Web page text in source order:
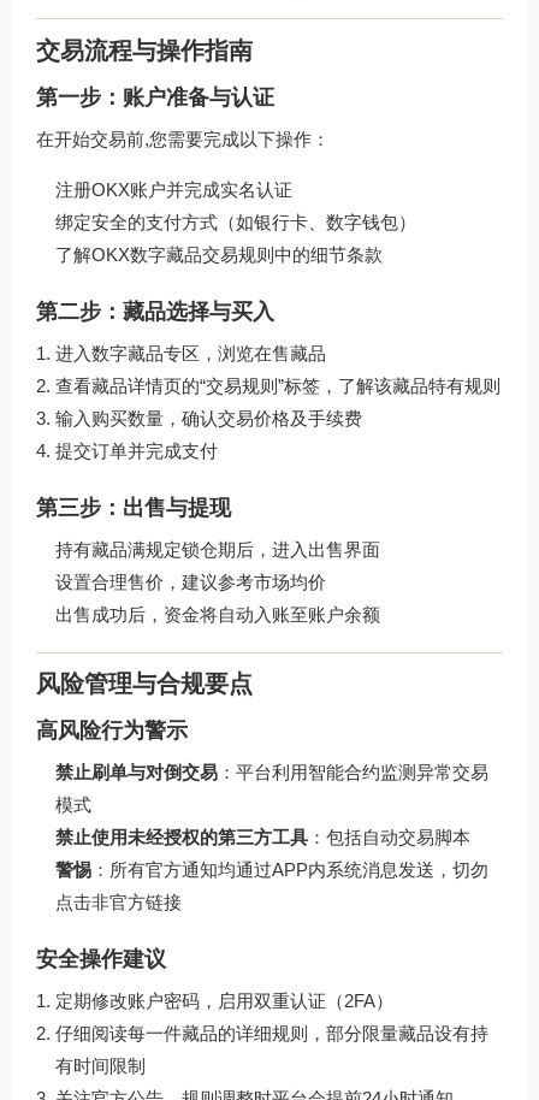
交易流程与操作指南
第一步：账户准备与认证
在开始交易前,您需要完成以下操作：
注册OKX账户并完成实名认证
绑定安全的支付方式（如银行卡、数字钱包）
了解OKX数字藏品交易规则 中的细节条款
第二步：藏品选择与买入
进入数字藏品专区，浏览在售藏品
查看藏品详情页的“交易规则”标签，了解该藏品特有规则
输入购买数量，确认交易价格及手续费
提交订单并完成支付
第三步：出售与提现
持有藏品满规定锁仓期后，进入出售界面
设置合理售价，建议参考市场均价
出售成功后，资金将自动入账至账户余额
风险管理与合规要点
高风险行为警示
禁止刷单与对倒交易 ：平台利用智能合约监测异常交易
模式
禁止使用未经授权的第三方工具 ：包括自动交易脚本
警惕 ：所有官方通知均通过APP内系统消息发送，切勿
点击非官方链接
安全操作建议
定期修改账户密码，启用双重认证（2FA）
仔细阅读每一件藏品的详细规则，部分限量藏品设有持
有时间限制